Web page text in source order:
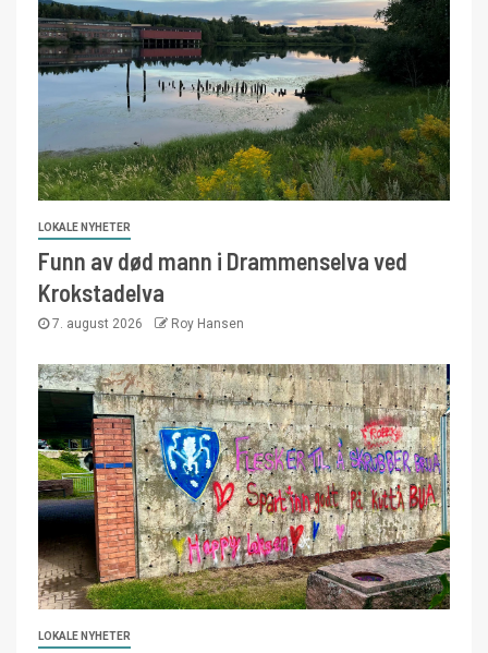
LOKALE NYHETER
Funn av død mann i Drammenselva ved
Krokstadelva
7. august 2026 Roy Hansen
LOKALE NYHETER